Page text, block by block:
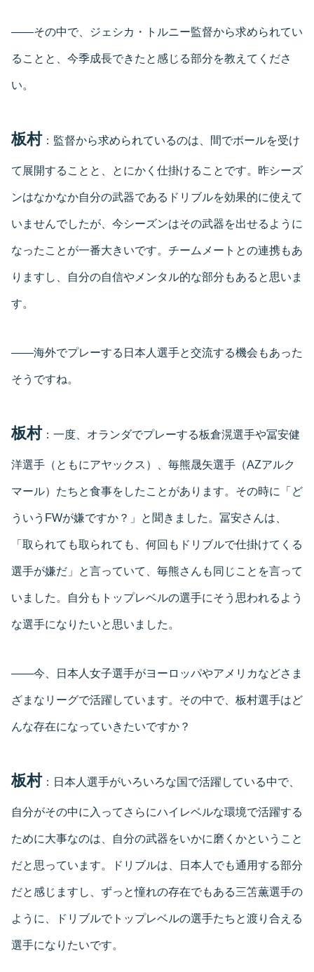
――その中で、ジェシカ・トルニー監督から求められてい
ることと、今季成長できたと感じる部分を教えてくださ
い。
板村 ：監督から求められているのは、間でボールを受け
て展開することと、とにかく仕掛けることです。昨シーズ
ンはなかなか自分の武器であるドリブルを効果的に使えて
いませんでしたが、今シーズンはその武器を出せるように
なったことが一番大きいです。チームメートとの連携もあ
りますし、自分の自信やメンタル的な部分もあると思いま
す。
――海外でプレーする日本人選手と交流する機会もあった
そうですね。
板村 ：一度、オランダでプレーする板倉滉選手や冨安健
洋選手（ともにアヤックス）、毎熊晟矢選手（AZアルク
マール）たちと食事をしたことがあります。その時に「ど
ういうFWが嫌ですか？」と聞きました。冨安さんは、
「取られても取られても、何回もドリブルで仕掛けてくる
選手が嫌だ」と言っていて、毎熊さんも同じことを言って
いました。自分もトップレベルの選手にそう思われるよう
な選手になりたいと思いました。
――今、日本人女子選手がヨーロッパやアメリカなどさま
ざまなリーグで活躍しています。その中で、板村選手はど
んな存在になっていきたいですか？
板村 ：日本人選手がいろいろな国で活躍している中で、
自分がその中に入ってさらにハイレベルな環境で活躍する
ために大事なのは、自分の武器をいかに磨くかということ
だと思っています。ドリブルは、日本人でも通用する部分
だと感じますし、ずっと憧れの存在でもある三笘薫選手の
ように、ドリブルでトップレベルの選手たちと渡り合える
選手になりたいです。